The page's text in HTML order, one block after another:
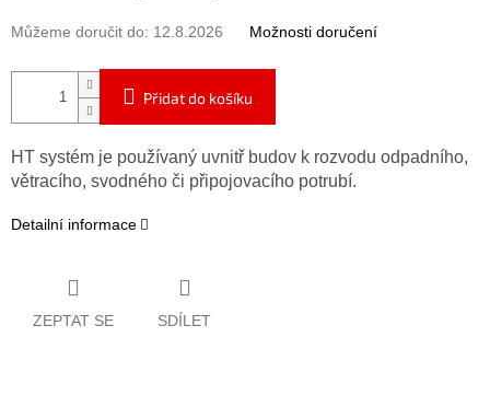
Můžeme doručit do: 12.8.2026 Možnosti doručení
Přidat do košíku
HT systém je používaný uvnitř budov k rozvodu odpadního,
větracího, svodného či připojovacího potrubí.
Detailní informace
ZEPTAT SE SDÍLET